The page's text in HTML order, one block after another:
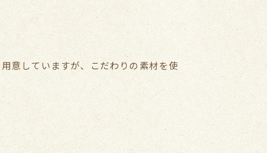
意していますが、こだわりの素材を使